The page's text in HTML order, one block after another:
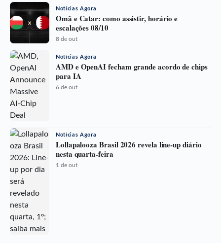
Notícias Agora
Omã e Catar: como assistir, horário e
escalações 08/10
8 de out
Notícias Agora
AMD e OpenAI fecham grande acordo de chips
para IA
6 de out
Notícias Agora
Lollapalooza Brasil 2026 revela line-up diário
nesta quarta-feira
1 de out